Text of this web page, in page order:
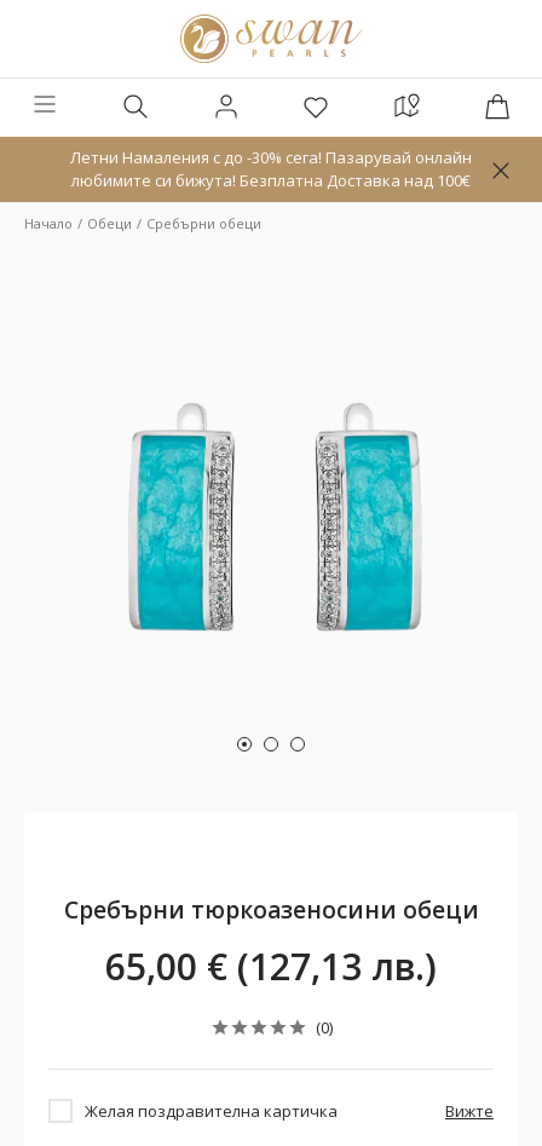
Летни Намаления с до -30% сега! Пазарувай онлайн
любимите си бижута! Безплатна Доставка над 100€
Начало Обeци Сребърни обеци
Сребърни тюркоазеносини обеци
65,00 € (127,13 лв.)
(0)
Желая поздравителна картичка Вижте